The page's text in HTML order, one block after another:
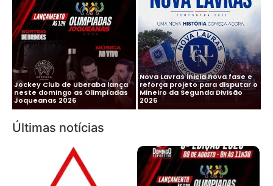
Jockey Club de Uberaba lança
neste domingo as Olimpíadas
Joqueanas 2026
Nova Lavras inicia nova fase e
reforça projeto para disputar o
Mineiro da Segunda Divisão
2026
Últimas notícias